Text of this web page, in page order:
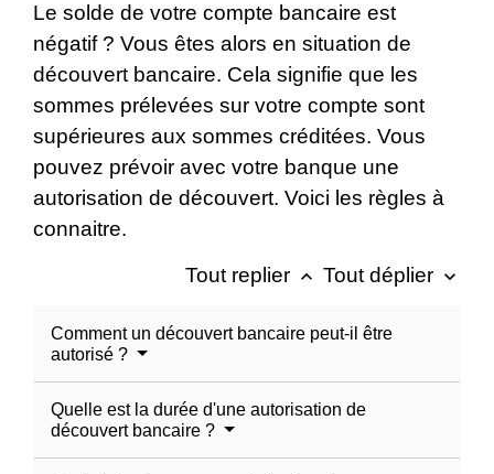
Le solde de votre compte bancaire est
négatif ? Vous êtes alors en situation de
découvert bancaire. Cela signifie que les
sommes prélevées sur votre compte sont
supérieures aux sommes créditées. Vous
pouvez prévoir avec votre banque une
autorisation de découvert. Voici les règles à
connaitre.
Tout replier keyboard_arrow_up Tout déplier keyboard_arrow_down
Comment un découvert bancaire peut-il être
autorisé ?
Quelle est la durée d'une autorisation de
découvert bancaire ?